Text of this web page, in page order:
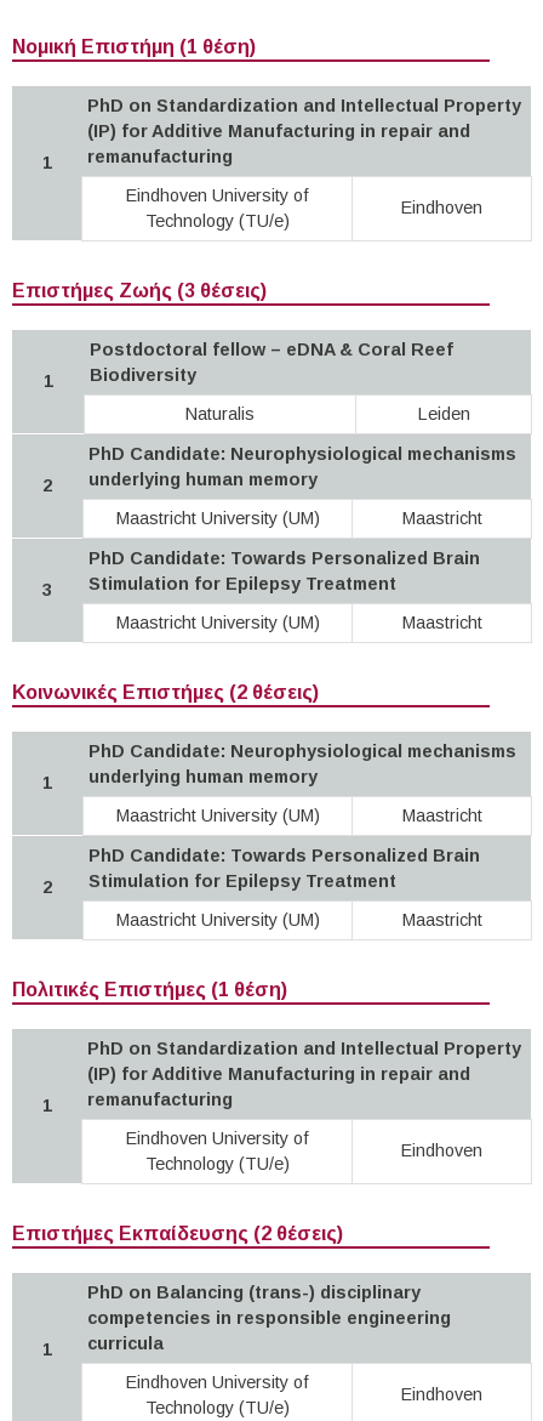
Νομική Επιστήμη (1 θέση)
1
PhD on Standardization and Intellectual Property
(IP) for Additive Manufacturing in repair and
remanufacturing
Eindhoven University of
Technology (TU/e)
Eindhoven
Επιστήμες Ζωής (3 θέσεις)
1
Postdoctoral fellow – eDNA & Coral Reef
Biodiversity
Naturalis
Leiden
2
PhD Candidate: Neurophysiological mechanisms
underlying human memory
Maastricht University (UM)
Maastricht
3
PhD Candidate: Towards Personalized Brain
Stimulation for Epilepsy Treatment
Maastricht University (UM)
Maastricht
Κοινωνικές Επιστήμες (2 θέσεις)
1
PhD Candidate: Neurophysiological mechanisms
underlying human memory
Maastricht University (UM)
Maastricht
2
PhD Candidate: Towards Personalized Brain
Stimulation for Epilepsy Treatment
Maastricht University (UM)
Maastricht
Πολιτικές Επιστήμες (1 θέση)
1
PhD on Standardization and Intellectual Property
(IP) for Additive Manufacturing in repair and
remanufacturing
Eindhoven University of
Technology (TU/e)
Eindhoven
Επιστήμες Εκπαίδευσης (2 θέσεις)
1
PhD on Balancing (trans-) disciplinary
competencies in responsible engineering
curricula
Eindhoven University of
Technology (TU/e)
Eindhoven